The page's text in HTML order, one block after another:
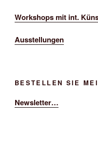
Workshops mit int.
Ausstellungen
BESTELLEN SIE
Newsletter…